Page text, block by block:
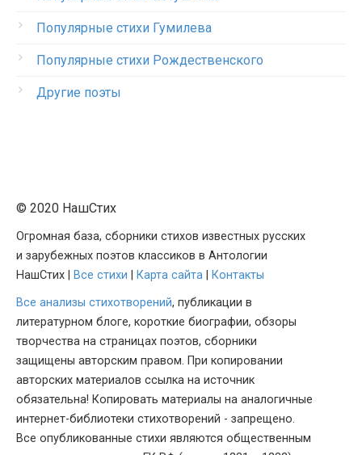
Популярные стихи Гумилева
Популярные стихи Рождественского
Другие поэты
© 2020 НашСтих
Огромная база, сборники стихов известных русских
и зарубежных поэтов классиков в Антологии
НашСтих |
Все стихи Карта сайта
Контакты
Все анализы стихотворений, публикации в
литературном блоге, короткие биографии, обзоры
творчества на страницах поэтов, сборники
защищены авторским правом. При копировании
авторских материалов ссылка на источник
обязательна! Копировать материалы на аналогичные
интернет-библиотеки стихотворений - запрещено.
Все опубликованные стихи являются общественным